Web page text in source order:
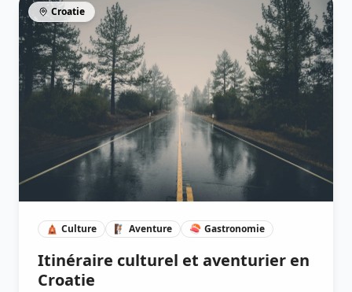
Croatie
🛕 Culture 🧗🏽 Aventure 🍣 Gastronomie
Itinéraire culturel et aventurier en
Croatie